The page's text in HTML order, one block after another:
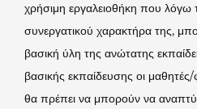
χρήσιμη εργαλειοθήκη που λόγω
συνεργατικού χαρακτήρα της,
βασική ύλη της ανώτατης
βασικής εκπαίδευσης οι
θα πρέπει να μπορούν να